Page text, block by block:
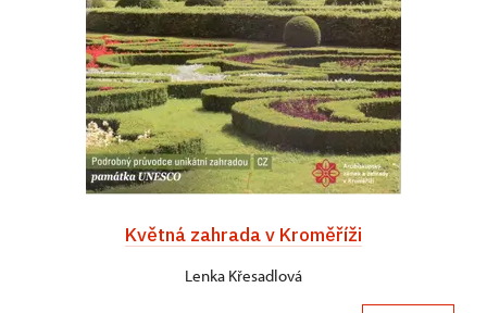
Květná zahrada v Kroměříži
Lenka Křesadlová